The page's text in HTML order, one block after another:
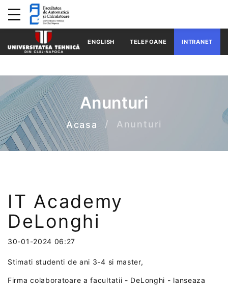
ENGLISH TELEFOANE INTRANET
Anunturi
Acasa Anunturi
IT Academy
DeLonghi
30-01-2024 06:27
Stimati studenti de ani 3-4 si master,
Firma colaboratoare a facultatii - DeLonghi - lanseaza